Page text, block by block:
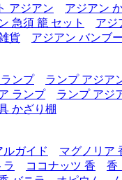
アジアン アジアン
急須 籠 セット アジ
貨 アジアン バンブー
ンプ ランプ アジア
ランプ ランプ アジ
かざり棚
ルガイド マグノリア
ラ ココナッツ 香 香